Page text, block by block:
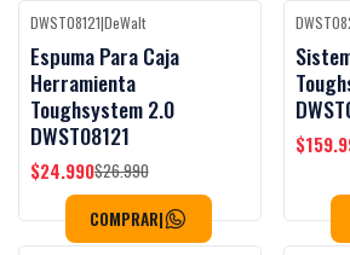
-7%OFF Black Week
DWST08121|DeWalt
Espuma Para Caja
Herramienta
Toughsystem 2.0
DWST08121
$24.990$26.990
COMPRAR|
-20%